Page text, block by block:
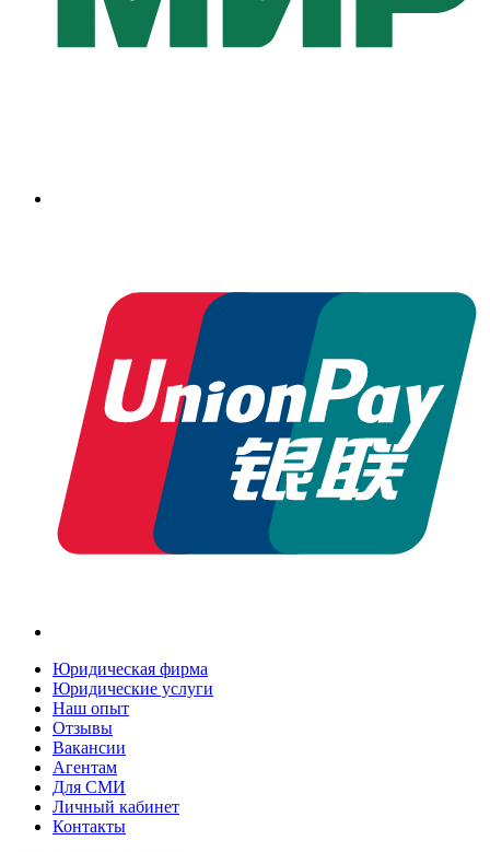
Юридическая фирма
Юридические услуги
Наш опыт
Отзывы
Вакансии
Агентам
Для СМИ
Личный кабинет
Контакты